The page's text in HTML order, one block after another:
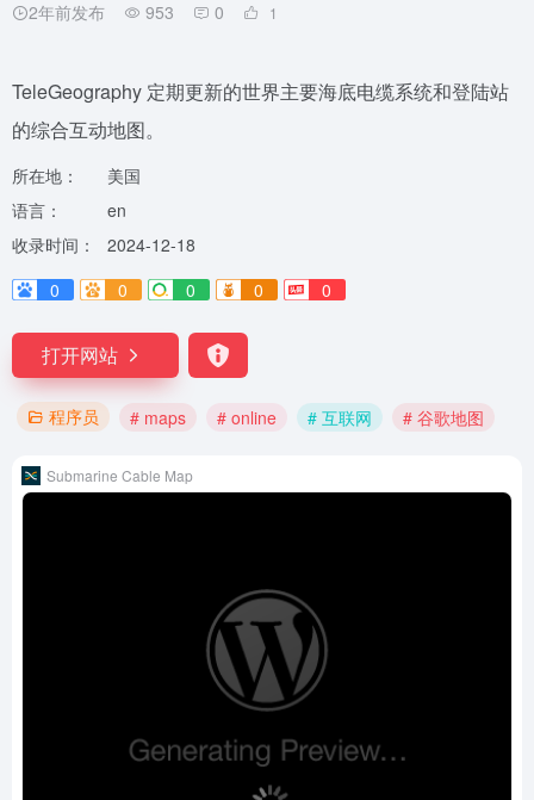
2年前发布 953 0 1
TeleGeography 定期更新的世界主要海底电缆系统和登陆站
的综合互动地图。
所在地：
美国
语言：
en
收录时间：
2024-12-18
0
0 0 0 0
打开网站
程序员 # maps # online # 互联网 # 谷歌地图
Submarine Cable Map